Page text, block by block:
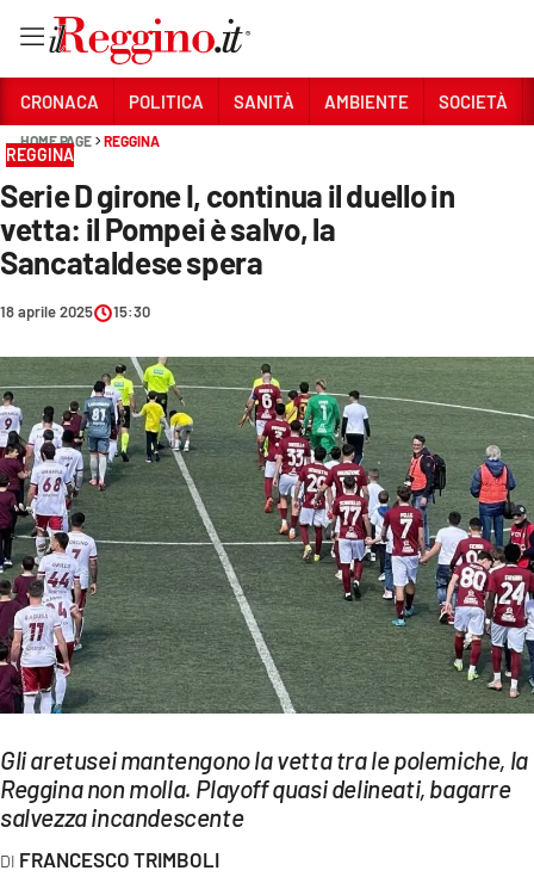
Sezioni
CRONACA
POLITICA
SANITÀ
AMBIENTE
SOCIETÀ
CULTURA
ECONOMIA E LAVORO
EVENTI
SPORT
Streaming
LAC NETWORK
LAC ONAIR
CRONACA POLITICA SANITÀ AMBIENTE SOCIETÀ
HOME PAGE REGGINA
REGGINA
Serie D girone I, continua il duello in
vetta: il Pompei è salvo, la
Sancataldese spera
18 aprile 2025 15:30
Gli aretusei mantengono la vetta tra le polemiche, la
Reggina non molla. Playoff quasi delineati, bagarre
salvezza incandescente
FRANCESCO TRIMBOLI